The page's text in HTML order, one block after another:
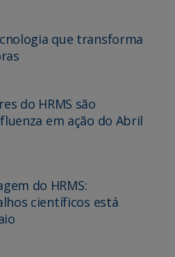
que transforma
do HRMS são
em ação do Abril
do HRMS:
científicos está